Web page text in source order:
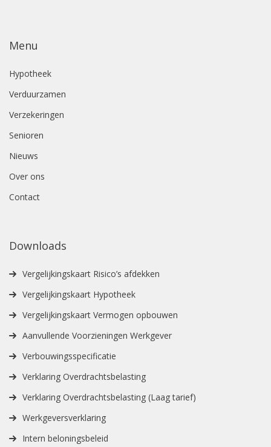
Menu
Hypotheek
Verduurzamen
Verzekeringen
Senioren
Nieuws
Over ons
Contact
Downloads
Vergelijkingskaart Risico’s afdekken
Vergelijkingskaart Hypotheek
Vergelijkingskaart Vermogen opbouwen
Aanvullende Voorzieningen Werkgever
Verbouwingsspecificatie
Verklaring Overdrachtsbelasting
Verklaring Overdrachtsbelasting (Laag tarief)
Werkgeversverklaring
Intern beloningsbeleid